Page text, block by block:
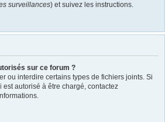
surveillances) et suivez les instructions.
sur ce forum ?
ou interdire certains types de fichiers joints. Si
est autorisé à être chargé, contactez